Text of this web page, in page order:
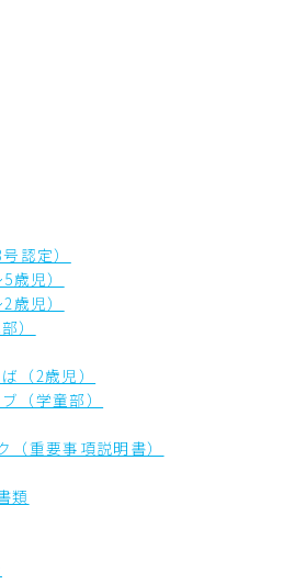
認定）
歳児）
歳児）
）
（2歳児）
（学童部）
（重要事項説明書）
類